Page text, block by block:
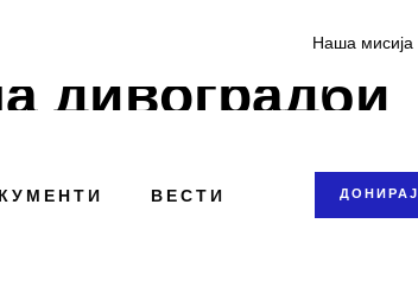
Наша мисија
ВЕСТИ ДОНИРАЈ
дивоградби